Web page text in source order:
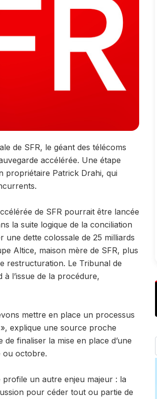
de SFR, le géant des télécoms
accélérée. Une étape
propriétaire Patrick Drahi, qui
de SFR pourrait être lancée
la suite logique de la conciliation
dette colossale de 25 milliards
Altice, maison mère de SFR, plus
restructuration. Le Tribunal de
l’issue de la procédure,
mettre en place un processus
explique une source proche
finaliser la mise en place d’une
ou octobre.
un autre enjeu majeur : la
pour céder tout ou partie de